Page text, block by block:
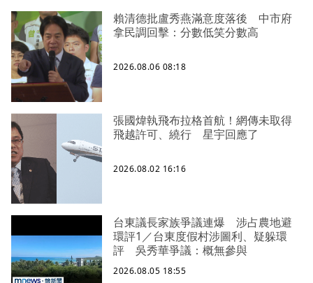
賴清德批盧秀燕滿意度落後 中市府
拿民調回擊：分數低笑分數高
2026.08.06 08:18
張國煒執飛布拉格首航！網傳未取得
飛越許可、繞行 星宇回應了
2026.08.02 16:16
台東議長家族爭議連爆 涉占農地避
環評1／台東度假村涉圖利、疑躲環
評 吳秀華爭議：概無參與
2026.08.05 18:55